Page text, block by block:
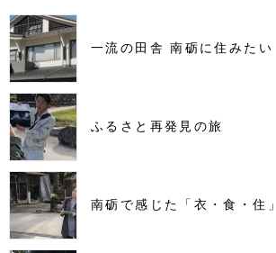
一流の田舎 南砺に住みたい
ふるさと再発見の旅
南砺で感じた「衣・食・住」